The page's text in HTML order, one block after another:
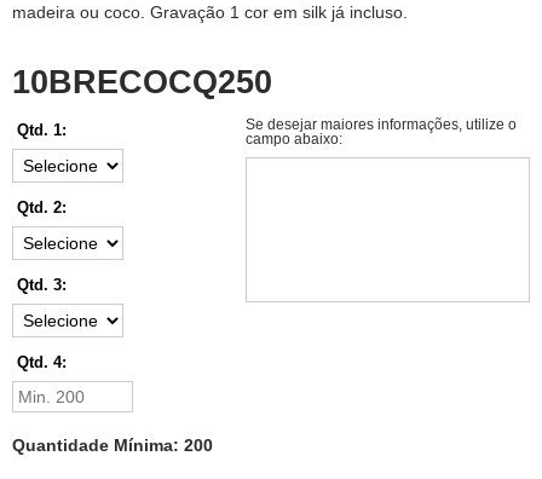
madeira ou coco. Gravação 1 cor em silk já incluso.
10BRECOCQ250
Qtd. 1:
Qtd. 2:
Qtd. 3:
Qtd. 4:
Quantidade Mínima: 200
Se desejar maiores informações, utilize o
campo abaixo: